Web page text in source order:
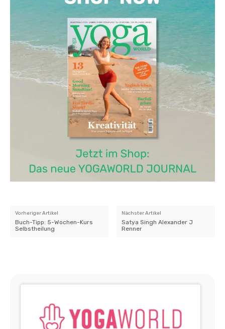
Vorheriger Artikel
Buch-Tipp: 5-Wochen-Kurs
Selbstheilung
Nächster Artikel
Satya Singh Alexander J
Renner